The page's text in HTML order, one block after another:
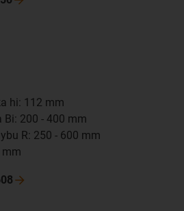
hi: 112 mm
Bi: 200 - 400 mm
R: 250 - 600 mm
mm